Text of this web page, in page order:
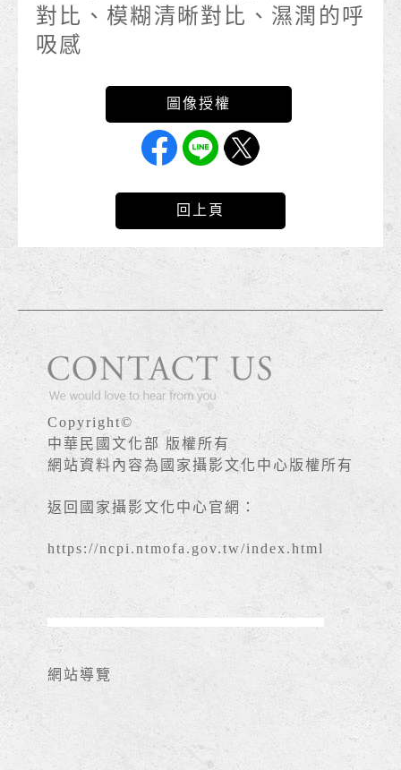
對比、模糊清晰對比、濕潤的呼
吸感
回上頁
Copyright©
中華民國文化部 版權所有
網站資料內容為國家攝影文化中心版權所有
返回國家攝影文化中心官網：
https://ncpi.ntmofa.gov.tw/index.html
網站導覽